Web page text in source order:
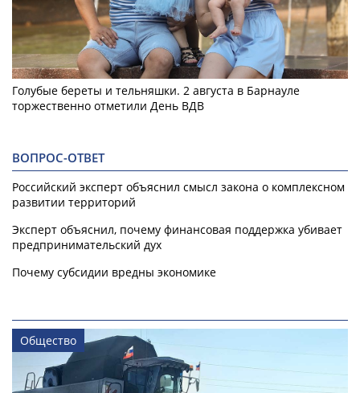
Голубые береты и тельняшки. 2 августа в Барнауле
торжественно отметили День ВДВ
ВОПРОС-ОТВЕТ
Российский эксперт объяснил смысл закона о комплексном
развитии территорий
Эксперт объяснил, почему финансовая поддержка убивает
предпринимательский дух
Почему субсидии вредны экономике
Общество